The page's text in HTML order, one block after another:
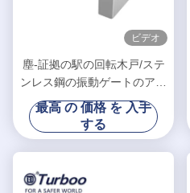
ビデオ
塵-証拠の駅の回転木戸/ステ
ンレス鋼の振動ゲートのアク
セス管理
最高 の 価格 を 入手
する